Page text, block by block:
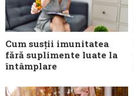
Cum susții imunitatea
fără suplimente luate la
întâmplare